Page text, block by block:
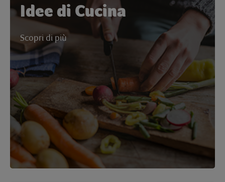
Idee di Cucina
Scopri di più